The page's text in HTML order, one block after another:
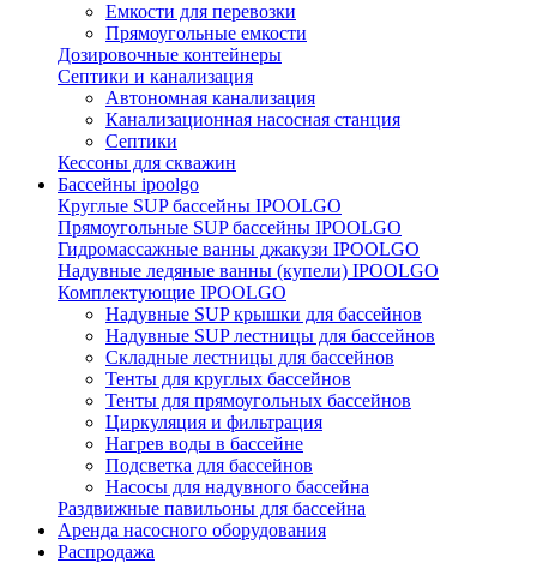
Емкости для перевозки
Прямоугольные емкости
Дозировочные контейнеры
Септики и канализация
Автономная канализация
Канализационная насосная станция
Септики
Кессоны для скважин
Бассейны ipoolgo
Круглые SUP бассейны IPOOLGO
Прямоугольные SUP бассейны IPOOLGO
Гидромассажные ванны джакузи IPOOLGO
Надувные ледяные ванны (купели) IPOOLGO
Комплектующие IPOOLGO
Надувные SUP крышки для бассейнов
Надувные SUP лестницы для бассейнов
Складные лестницы для бассейнов
Тенты для круглых бассейнов
Тенты для прямоугольных бассейнов
Циркуляция и фильтрация
Нагрев воды в бассейне
Подсветка для бассейнов
Насосы для надувного бассейна
Раздвижные павильоны для бассейна
Аренда насосного оборудования
Распродажа